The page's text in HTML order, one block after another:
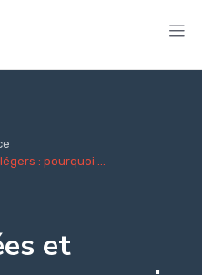
: pourquoi ...
et